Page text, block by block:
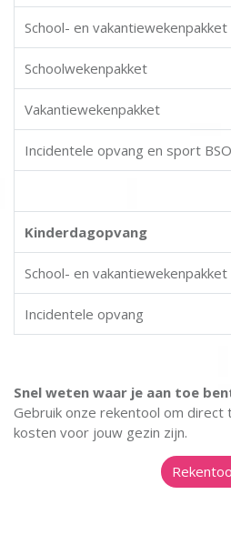
School- en vakantiewekenpakket
Schoolwekenpakket
Vakantiewekenpakket
Incidentele opvang en sport BSO
Kinderdagopvang
School- en vakantiewekenpakket
Incidentele opvang
Snel weten waar je aan toe
Gebruik onze rekentool om
kosten voor jouw gezin zijn.